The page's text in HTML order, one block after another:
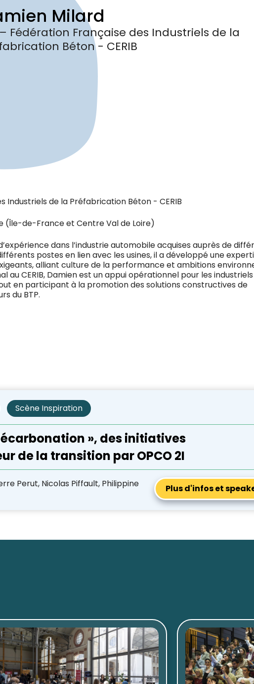
Milard
– Fédération Française des Industriels de la
Béton - CERIB
Industriels de la Préfabrication Béton - CERIB
(Île-de-France et Centre Val de Loire)
dans l’industrie automobile acquises auprès de
postes en lien avec les usines, il a développé une
alliant culture de la performance et ambitions
au CERIB, Damien est un appui opérationnel pour les
en participant à la promotion des solutions constructives de
du BTP.
Scène Inspiration
», des initiatives
de la transition par OPCO 2I
Perut, Nicolas Piffault, Philippine
Plus d'infos et